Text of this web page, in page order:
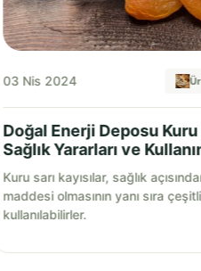
03 Nis 2024
Doğal Enerji Deposu Kuru
Sağlık Yararları ve
Kuru sarı kayısılar, sağlık
maddesi olmasının yanı sıra
kullanılabilirler.